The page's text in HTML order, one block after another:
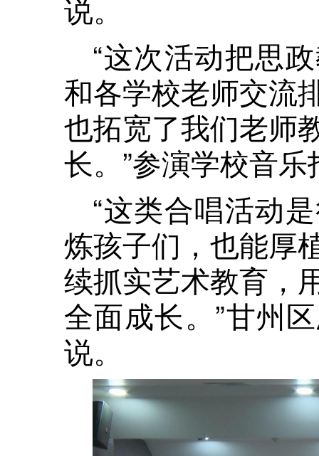
说。
“这次活动把思
和各学校老师交流
也拓宽了我们老师
长。”参演学校音
“这类合唱活动
炼孩子们，也能厚
续抓实艺术教育，
全面成长。”甘州
说。